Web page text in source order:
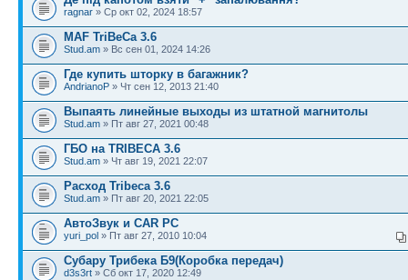
ragnar » Ср окт 02, 2024 18:57
MAF TriBeCa 3.6
Stud.am » Вс сен 01, 2024 14:26
Где купить шторку в багажник?
AndrianoP » Чт сен 12, 2013 21:40
Выпаять линейные выходы из штатной магнитолы
Stud.am » Пт авг 27, 2021 00:48
ГБО на TRIBECA 3.6
Stud.am » Чт авг 19, 2021 22:07
Расход Tribeca 3.6
Stud.am » Пт авг 20, 2021 22:05
АвтоЗвук и CAR PC
yuri_pol » Пт авг 27, 2010 10:04
Субару Трибека Б9(Коробка передач)
d3s3rt » Сб окт 17, 2020 12:49